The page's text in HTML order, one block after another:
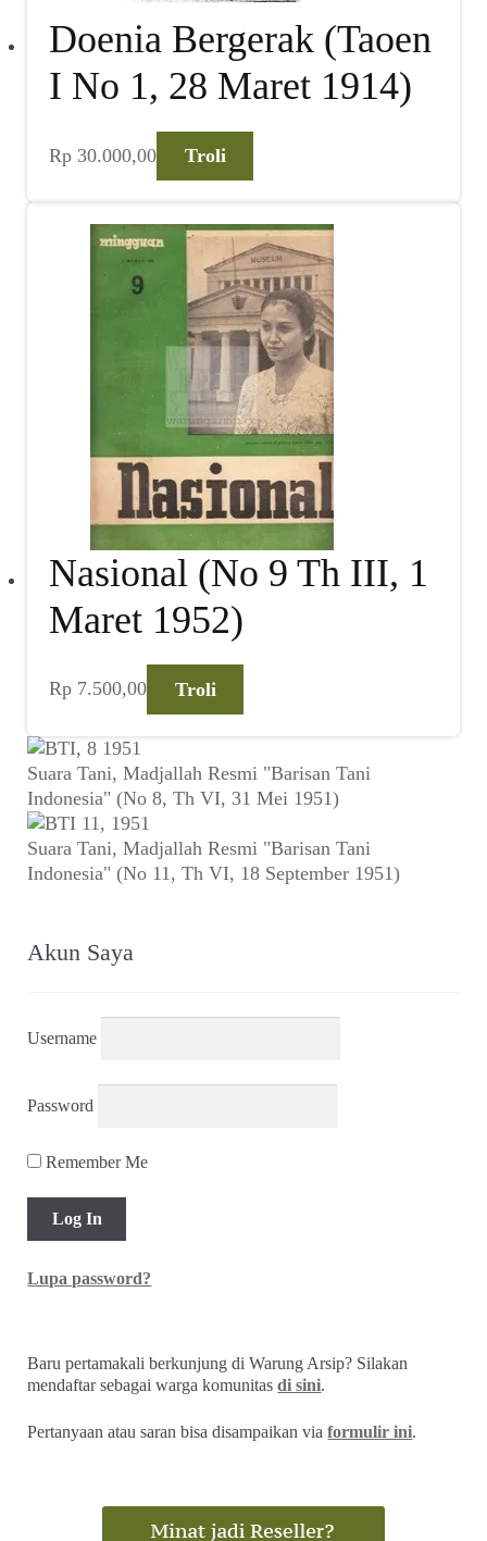
Doenia Bergerak (Taoen
I No 1, 28 Maret 1914)
Rp 30.000,00 Troli
Nasional (No 9 Th III, 1
Maret 1952)
Rp 7.500,00 Troli
Suara Tani, Madjallah Resmi "Barisan Tani
Indonesia" (No 8, Th VI, 31 Mei 1951)
Suara Tani, Madjallah Resmi "Barisan Tani
Indonesia" (No 11, Th VI, 18 September 1951)
Akun Saya
Username
Password
Remember Me
Lupa password?
Baru pertamakali berkunjung di Warung Arsip? Silakan
mendaftar sebagai warga komunitasdi sini.
Pertanyaan atau saran bisa disampaikan viaformulir ini.